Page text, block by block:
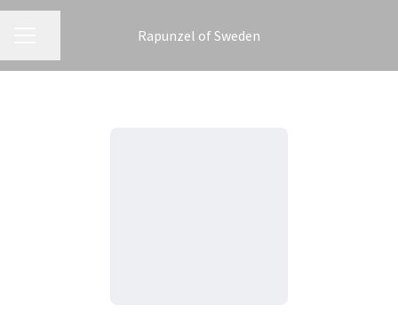
Rapunzel of Sweden